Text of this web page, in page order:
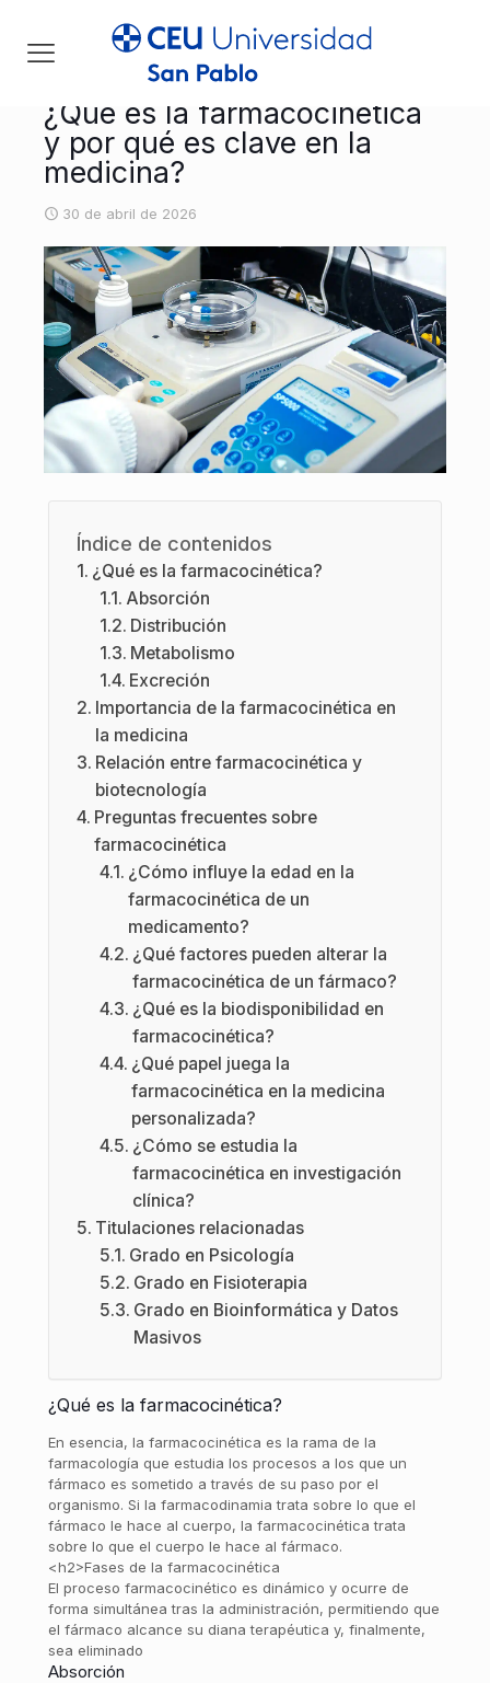
¿Qué es la farmacocinética
y por qué es clave en la
medicina?
30 de abril de 2026
Índice de contenidos
¿Qué es la farmacocinética?
Absorción
Distribución
Metabolismo
Excreción
Importancia de la farmacocinética en
la medicina
Relación entre farmacocinética y
biotecnología
Preguntas frecuentes sobre
farmacocinética
¿Cómo influye la edad en la
farmacocinética de un
medicamento?
¿Qué factores pueden alterar la
farmacocinética de un fármaco?
¿Qué es la biodisponibilidad en
farmacocinética?
¿Qué papel juega la
farmacocinética en la medicina
personalizada?
¿Cómo se estudia la
farmacocinética en investigación
clínica?
Titulaciones relacionadas
Grado en Psicología
Grado en Fisioterapia
Grado en Bioinformática y Datos
Masivos
¿Qué es la farmacocinética?
En esencia, la farmacocinética es la rama de la
farmacología que estudia los procesos a los que un
fármaco es sometido a través de su paso por el
organismo. Si la farmacodinamia trata sobre lo que el
fármaco le hace al cuerpo, la farmacocinética trata
sobre lo que el cuerpo le hace al fármaco.
<h2>Fases de la farmacocinética
El proceso farmacocinético es dinámico y ocurre de
forma simultánea tras la administración, permitiendo que
el fármaco alcance su diana terapéutica y, finalmente,
sea eliminado
Absorción